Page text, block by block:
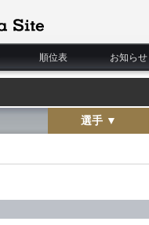
順位表 お知らせ
選手 ▼